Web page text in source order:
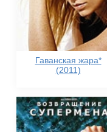
Гаванская жара*
(2011)